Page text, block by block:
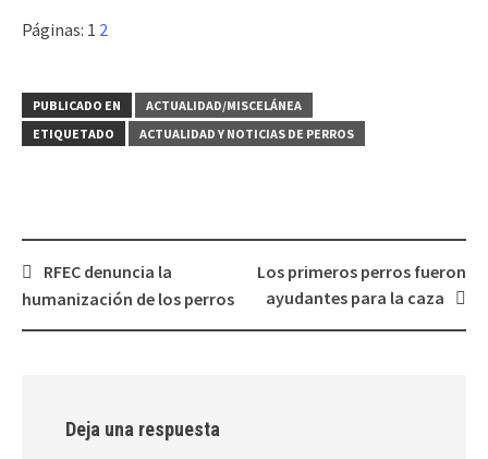
Páginas: 1 2
PUBLICADO EN
ACTUALIDAD/MISCELÁNEA
ETIQUETADO
ACTUALIDAD Y NOTICIAS DE PERROS
Navegación
de
entradas
RFEC denuncia la
humanización de los perros
Los primeros perros fueron
ayudantes para la caza
Deja una respuesta